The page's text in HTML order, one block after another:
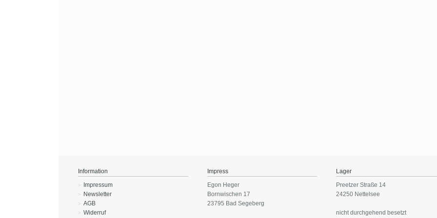
Information
Impressum
Newsletter
AGB
Widerruf
Impress
Egon Heger
Bornwischen 17
23795 Bad Segeberg
Lager
Preetzer Straße 14
24250 Nettelsee
nicht durchgehend besetzt